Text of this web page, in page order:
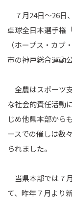
７月24日～26日
卓球全日本選手権
（ホープス・カ
市の神戸総合運動
全農はスポーツ
な社会的責任活動
じめ他県本部から
ースでの催しは数
られました。
当県本部では７
て、昨年７月より